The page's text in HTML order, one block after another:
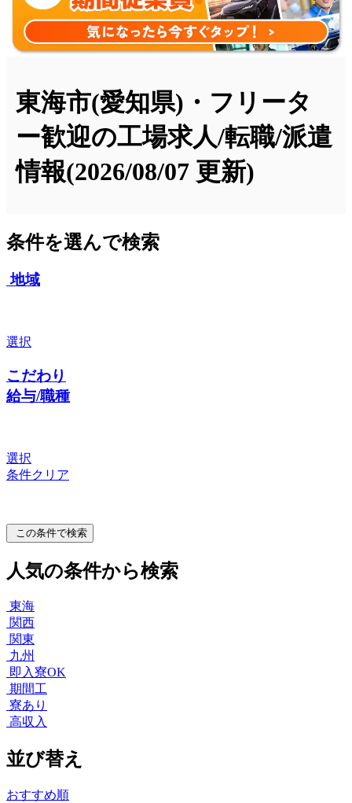
東海市(愛知県)・フリータ
ー歓迎の工場求人/転職/派遣
情報(2026/08/07 更新)
条件を選んで検索
地域
選択
こだわり
給与/職種
選択
条件クリア
この条件で検索
人気の条件から検索
東海
関西
関東
九州
即入寮OK
期間工
寮あり
高収入
並び替え
おすすめ順